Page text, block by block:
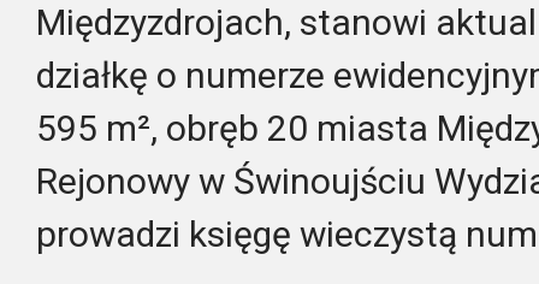
Międzyzdrojach, stanowi
działkę o numerze
595 m², obręb 20 miasta
Rejonowy w Świnoujściu
prowadzi księgę wieczystą